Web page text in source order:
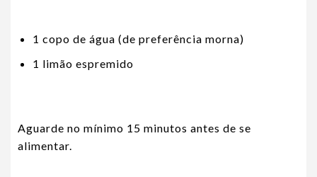
1 copo de água (de preferência morna)
1 limão espremido
Aguarde no mínimo 15 minutos antes de se
alimentar.